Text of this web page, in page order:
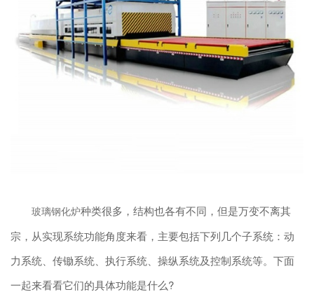
玻璃钢化炉种类很多，结构也各有不同，但是万变不离其
宗，从实现系统功能角度来看，主要包括下列几个子系统：动
力系统、传锄系统、执行系统、操纵系统及控制系统等。下面
一起来看看它们的具体功能是什么?